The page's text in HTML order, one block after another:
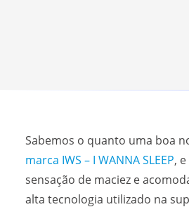
Sabemos o quanto uma boa
marca IWS – I WANNA SLEEP,
sensação de maciez e
alta tecnologia utilizado na